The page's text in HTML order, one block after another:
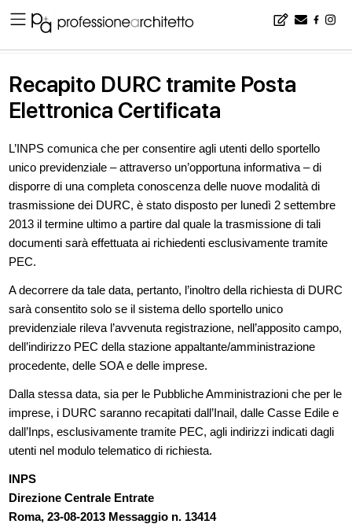
Recapito DURC tramite Posta
Elettronica Certificata
L’INPS comunica che per consentire agli utenti dello sportello
unico previdenziale – attraverso un’opportuna informativa – di
disporre di una completa conoscenza delle nuove modalità di
trasmissione dei DURC, è stato disposto per lunedì 2 settembre
2013 il termine ultimo a partire dal quale la trasmissione di tali
documenti sarà effettuata ai richiedenti esclusivamente tramite
PEC.
A decorrere da tale data, pertanto, l’inoltro della richiesta di DURC
sarà consentito solo se il sistema dello sportello unico
previdenziale rileva l’avvenuta registrazione, nell’apposito campo,
dell’indirizzo PEC della stazione appaltante/amministrazione
procedente, delle SOA e delle imprese.
Dalla stessa data, sia per le Pubbliche Amministrazioni che per le
imprese, i DURC saranno recapitati dall’Inail, dalle Casse Edile e
dall’Inps, esclusivamente tramite PEC, agli indirizzi indicati dagli
utenti nel modulo telematico di richiesta.
INPS
Direzione Centrale Entrate
Roma, 23-08-2013 Messaggio n. 13414